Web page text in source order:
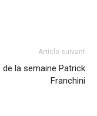
Article suivant
de la semaine Patrick
Franchini